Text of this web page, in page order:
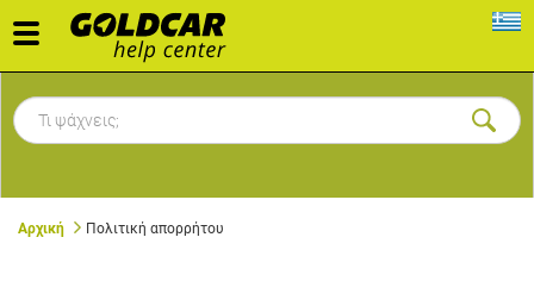
Toggle
navigation
Αρχική Πολιτική απορρήτου